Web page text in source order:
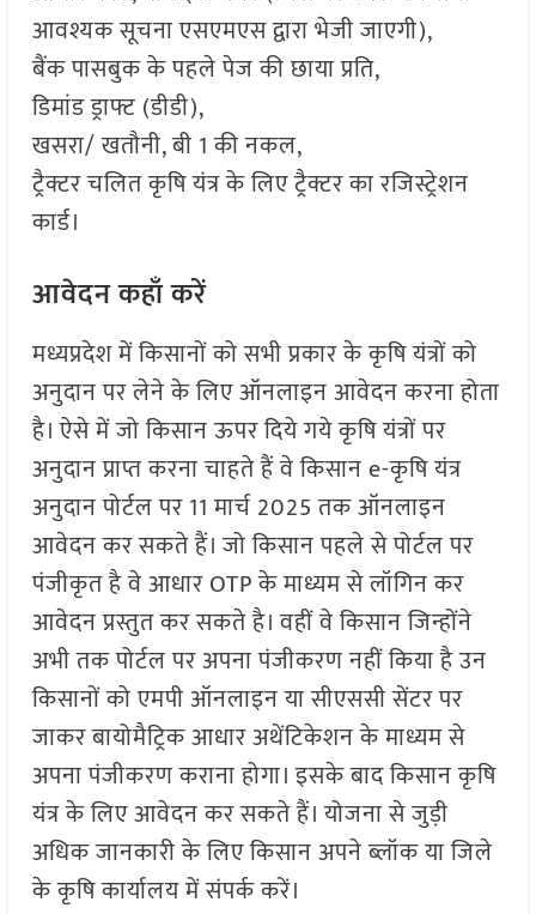
आवश्यक सूचना एसएमएस द्वारा भेजी जाएगी),
बैंक पासबुक के पहले पेज की छाया प्रति,
डिमांड ड्राफ्ट (डीडी),
खसरा/ खतौनी, बी 1 की नकल,
ट्रैक्टर चलित कृषि यंत्र के लिए ट्रैक्टर का रजिस्ट्रेशन
कार्ड।
आवेदन कहाँ करें
मध्यप्रदेश में किसानों को सभी प्रकार के कृषि यंत्रों को
अनुदान पर लेने के लिए ऑनलाइन आवेदन करना होता
है। ऐसे में जो किसान ऊपर दिये गये कृषि यंत्रों पर
अनुदान प्राप्त करना चाहते हैं वे किसान e-कृषि यंत्र
अनुदान पोर्टल पर 11 मार्च 2025 तक ऑनलाइन
आवेदन कर सकते हैं। जो किसान पहले से पोर्टल पर
पंजीकृत है वे आधार OTP के माध्यम से लॉगिन कर
आवेदन प्रस्तुत कर सकते है। वहीं वे किसान जिन्होंने
अभी तक पोर्टल पर अपना पंजीकरण नहीं किया है उन
किसानों को एमपी ऑनलाइन या सीएससी सेंटर पर
जाकर बायोमैट्रिक आधार अथेंटिकेशन के माध्यम से
अपना पंजीकरण कराना होगा। इसके बाद किसान कृषि
यंत्र के लिए आवेदन कर सकते हैं। योजना से जुड़ी
अधिक जानकारी के लिए किसान अपने ब्लॉक या जिले
के कृषि कार्यालय में संपर्क करें।